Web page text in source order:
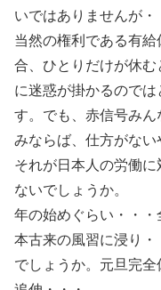
いではありませんが・
当然の権利である有
合、ひとりだけが休む
に迷惑が掛かるので
す。でも、赤信号み
みならば、仕方がない
それが日本人の労働
ないでしょうか。
年の始めぐらい・・・
本古来の風習に浸り
でしょうか。元旦完